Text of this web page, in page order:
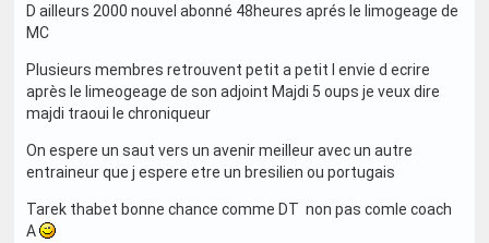
D ailleurs 2000 nouvel abonné 48heures aprés le limogeage de
MC
Plusieurs membres retrouvent petit a petit l envie d ecrire
après le limeogeage de son adjoint Majdi 5 oups je veux dire
majdi traoui le chroniqueur
On espere un saut vers un avenir meilleur avec un autre
entraineur que j espere etre un bresilien ou portugais
Tarek thabet bonne chance comme DT non pas comle coach
A